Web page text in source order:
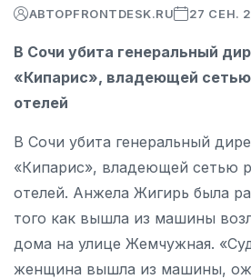
АВТОРFRONTDESK.RU 27 СЕН.
В Сочи убита генеральный
«Кипарис», владеющей сетью
отелей
В Сочи убита генеральный
«Кипарис», владеющей сетью
отелей. Анжела Жигирь была
того как вышла из машины
дома на улице Жемчужная.
женщина вышла из машины,